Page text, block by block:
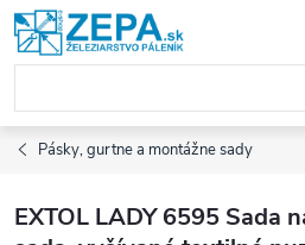
Prejsť
na
obsah
Pásky, gurtne a montážne sady
EXTOL LADY 6595 Sada